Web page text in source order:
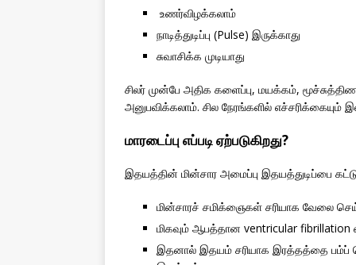
உணர்விழக்கலாம்
நாடித்துடிப்பு (Pulse) இருக்காது
சுவாசிக்க முடியாது
சிலர் முன்பே அதிக களைப்பு, மயக்கம்,
அனுபவிக்கலாம். சில நேரங்களில் எச்சரிக்கையும்
மாரடைப்பு எப்படி ஏற்படுகிறது?
இதயத்தின் மின்சார அமைப்பு இதயத்துடிப்பை
மின்சாரச் சமிக்ஞைகள் சரியாக வேலை
மிகவும் ஆபத்தான ventricular fibrillation
இதனால் இதயம் சரியாக இரத்தத்தை பம்ப்